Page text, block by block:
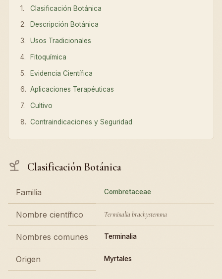
Clasificación Botánica
Descripción Botánica
Usos Tradicionales
Fitoquímica
Evidencia Científica
Aplicaciones Terapéuticas
Cultivo
Contraindicaciones y Seguridad
Clasificación Botánica
Familia Combretaceae
Nombre científico Terminalia brachystemma
Nombres comunes Terminalia
Origen Myrtales